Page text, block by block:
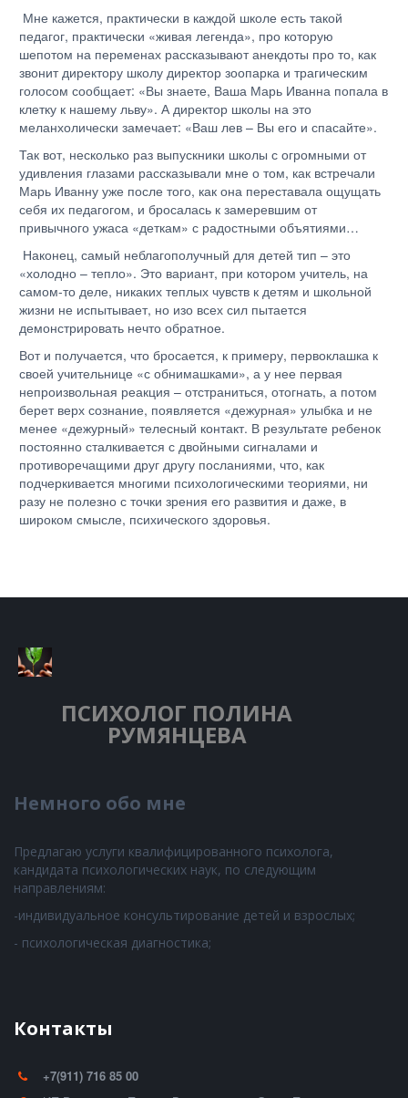
Мне кажется, практически в каждой школе есть такой
педагог, практически «живая легенда», про которую
шепотом на переменах рассказывают анекдоты про то, как
звонит директору школу директор зоопарка и трагическим
голосом сообщает: «Вы знаете, Ваша Марь Иванна попала в
клетку к нашему льву». А директор школы на это
меланхолически замечает: «Ваш лев – Вы его и спасайте».
Так вот, несколько раз выпускники школы с огромными от
удивления глазами рассказывали мне о том, как встречали
Марь Иванну уже после того, как она переставала ощущать
себя их педагогом, и бросалась к замеревшим от
привычного ужаса «деткам» с радостными объятиями…
Наконец, самый неблагополучный для детей тип – это
«холодно – тепло». Это вариант, при котором учитель, на
самом-то деле, никаких теплых чувств к детям и школьной
жизни не испытывает, но изо всех сил пытается
демонстрировать нечто обратное.
Вот и получается, что бросается, к примеру, первоклашка к
своей учительнице «с обнимашками», а у нее первая
непроизвольная реакция – отстраниться, отогнать, а потом
берет верх сознание, появляется «дежурная» улыбка и не
менее «дежурный» телесный контакт. В результате ребенок
постоянно сталкивается с двойными сигналами и
противоречащими друг другу посланиями, что, как
подчеркивается многими психологическими теориями, ни
разу не полезно с точки зрения его развития и даже, в
широком смысле, психического здоровья.
ПСИХОЛОГ ПОЛИНА
РУМЯНЦЕВА
Немного обо мне
Предлагаю услуги квалифицированного психолога,
кандидата психологических наук, по следующим
направлениям:
-индивидуальное консультирование детей и взрослых;
- психологическая диагностика;
Контакты
+7(911) 716 85 00